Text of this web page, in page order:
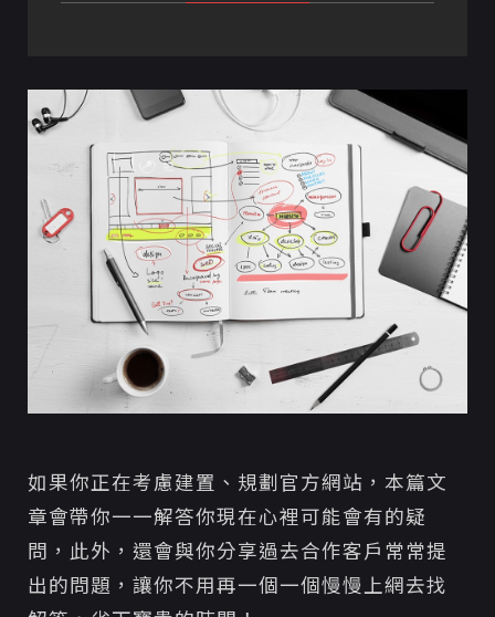
如果你正在考慮建置、規劃官方網站，本篇文
章會帶你一一解答你現在心裡可能會有的疑
問，此外，還會與你分享過去合作客戶常常提
出的問題，讓你不用再一個一個慢慢上網去找